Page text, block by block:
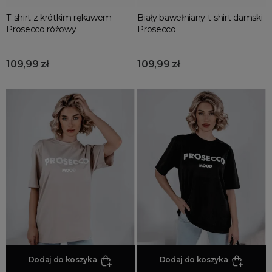
klasyczne
koszulowe
na jedno ramię
na ramiączkach
więcej...
MORE FILTERS
T-shirt z krótkim rękawem
Prosecco różowy
109,99 zł
Biały bawełniany t-shirt damski
Prosecco
109,99 zł
Dodaj do koszyka Dodaj do koszyka